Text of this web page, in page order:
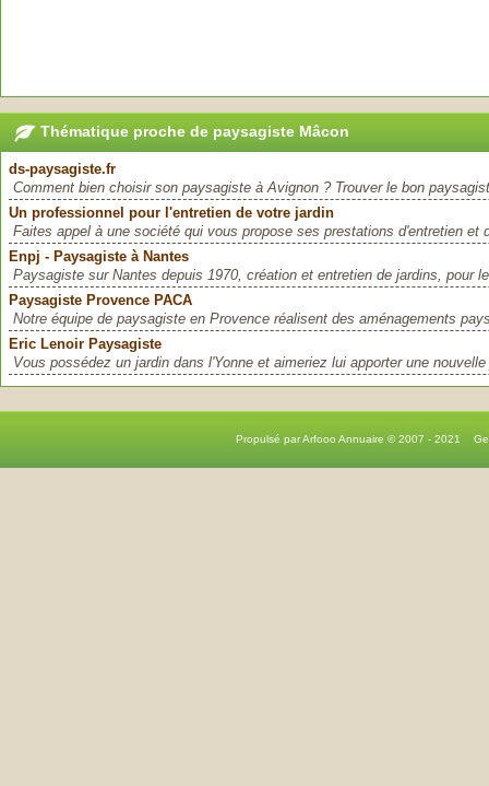
Thématique proche de paysagiste Mâcon
ds-paysagiste.fr
Comment bien choisir son paysagiste à Avignon ? Trouver le bon
Un professionnel pour l'entretien de votre jardin
Faites appel à une société qui vous propose ses prestations d'entretien et
Enpj - Paysagiste à Nantes
Paysagiste sur Nantes depuis 1970, création et entretien de jardins, pour
Paysagiste Provence PACA
Notre équipe de paysagiste en Provence réalisent des aménagements
Eric Lenoir Paysagiste
Vous possédez un jardin dans l'Yonne et aimeriez lui apporter une
Propulsé par Arfooo Annuaire © 2007 - 2021